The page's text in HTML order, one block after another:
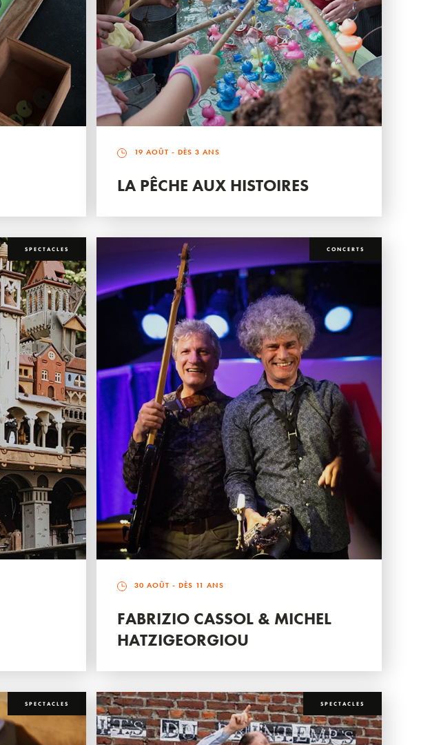
19 AOÛT - DÈS 3 ANS
LA PÊCHE AUX HISTOIRES
SPECTACLES CONCERTS
30 AOÛT - DÈS 11 ANS
FABRIZIO CASSOL & MICHEL
HATZIGEORGIOU
SPECTACLES SPECTACLES